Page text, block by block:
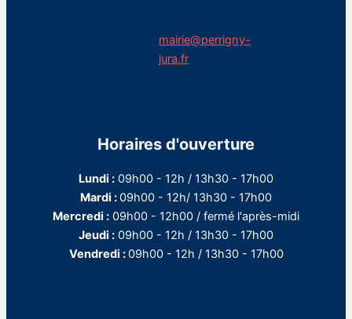
mairie@perrigny-
jura.fr
Horaires d'ouverture
Lundi : 09h00 - 12h / 13h30 - 17h00
Mardi :09h00 - 12h/ 13h30 - 17h00
Mercredi : 09h00 - 12h00 / fermé l'après-midi
Jeudi : 09h00 - 12h / 13h30 - 17h00
Vendredi :09h00 - 12h / 13h30 - 17h00